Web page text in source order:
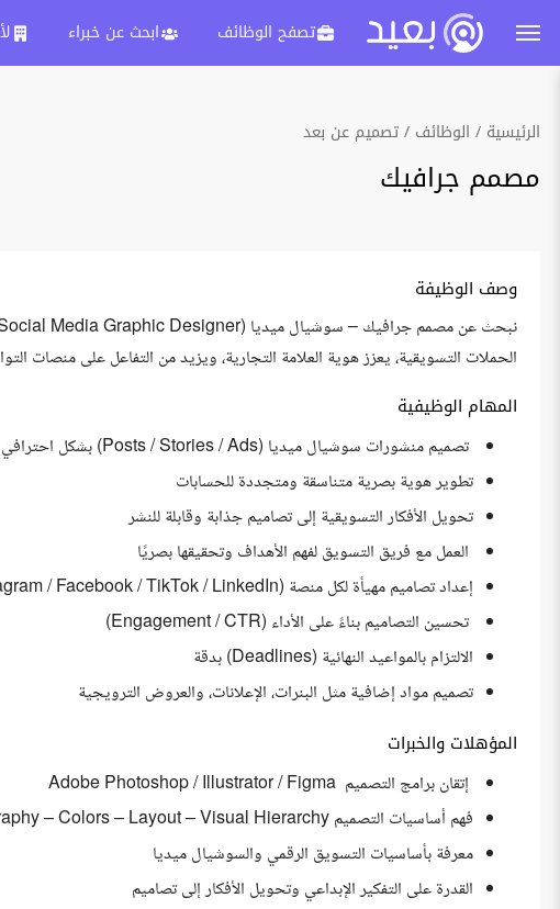
تصفح الوظائف ابحث عن خبراء
الرئيسية الوظائف تصميم عن بعد
مصمم جرافيك
وصف الوظيفة
الحملات التسويقية، يعزز هوية العلامة التجارية، ويزيد من التفاعل على منصات
المهام الوظيفية
تصميم منشورات سوشيال ميديا (Posts / Stories / Ads) بشكل احترافي
تطوير هوية بصرية متناسقة ومتجددة للحسابات
تحويل الأفكار التسويقية إلى تصاميم جذابة وقابلة للنشر
العمل مع فريق التسويق لفهم الأهداف وتحقيقها بصريًا
إعداد تصاميم مهيأة لكل منصة (Instagram / Facebook / TikTok / LinkedIn)
تحسين التصاميم بناءً على الأداء (Engagement / CTR)
الالتزام بالمواعيد النهائية (Deadlines) بدقة
تصميم مواد إضافية مثل البنرات، الإعلانات، والعروض الترويجية
المؤهلات والخبرات
إتقان برامج التصميم Adobe Photoshop / Illustrator / Figma
فهم أساسيات التصميم Typography – Colors – Layout – Visual Hierarchy
معرفة بأساسيات التسويق الرقمي والسوشيال ميديا
القدرة على التفكير الإبداعي وتحويل الأفكار إلى تصاميم